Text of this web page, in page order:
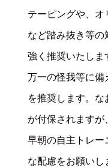
テーピングや、
など踏み抜き等
強く推奨いたしま
万一の怪我等に備
を推奨します。
が付保されますが
早朝の自主トレ
な配慮をお願いし